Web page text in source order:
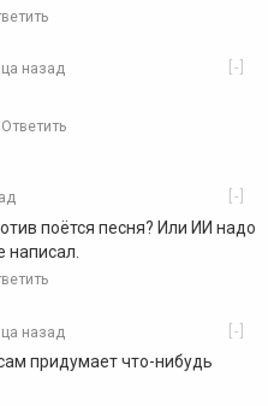
[-]
назад
Ответить
[-]
поётся песня? Или ИИ надо
написал.
[-]
назад
придумает что-нибудь